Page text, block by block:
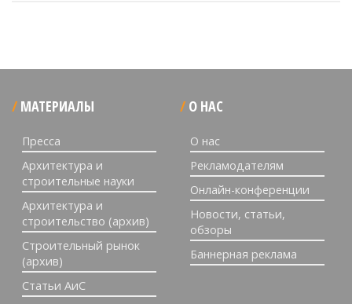
МАТЕРИАЛЫ
Пресса
Архитектура и
строительные науки
Архитектура и
строительство (архив)
Строительный рынок
(архив)
Статьи АиС
О НАС
О нас
Рекламодателям
Онлайн-конференции
Новости, статьи,
обзоры
Баннерная реклама